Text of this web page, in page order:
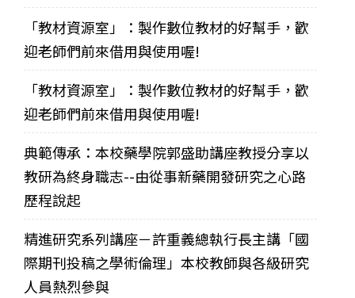
「教材資源室」：製作數位教材的好幫手，歡
迎老師們前來借用與使用喔!
「教材資源室」：製作數位教材的好幫手，歡
迎老師們前來借用與使用喔!
典範傳承：本校藥學院郭盛助講座教授分享以
教研為終身職志--由從事新藥開發研究之心路
歷程說起
精進研究系列講座－許重義總執行長主講「國
際期刊投稿之學術倫理」本校教師與各級研究
人員熱烈參與